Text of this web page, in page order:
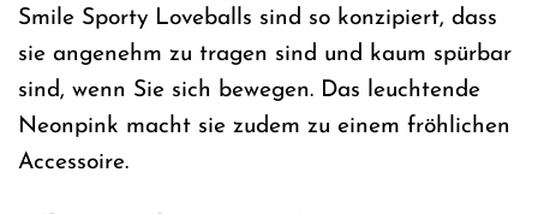
Smile Sporty Loveballs sind so konzipiert, dass
sie angenehm zu tragen sind und kaum spürbar
sind, wenn Sie sich bewegen. Das leuchtende
Neonpink macht sie zudem zu einem fröhlichen
Accessoire.